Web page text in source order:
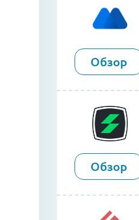
Обзор
Обзор